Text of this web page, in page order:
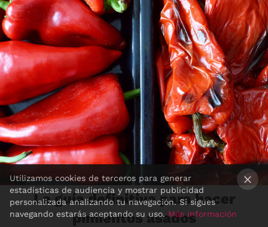
La guía definitiva para hacer
pimientos asados
Utilizamos cookies de terceros para generar
estadísticas de audiencia y mostrar publicidad
personalizada analizando tu navegación. Si sigues
navegando estarás aceptando su uso.Más información